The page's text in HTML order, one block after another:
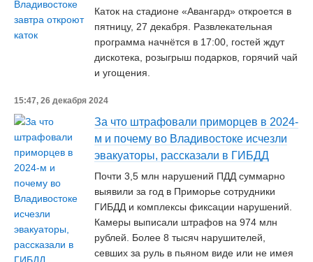
Каток на стадионе «Авангард» откроется в
пятницу, 27 декабря. Развлекательная
программа начнётся в 17:00, гостей ждут
дискотека, розыгрыш подарков, горячий чай
и угощения.
15:47, 26 декабря 2024
За что штрафовали приморцев в 2024-
м и почему во Владивостоке исчезли
эвакуаторы, рассказали в ГИБДД
Почти 3,5 млн нарушений ПДД суммарно
выявили за год в Приморье сотрудники
ГИБДД и комплексы фиксации нарушений.
Камеры выписали штрафов на 974 млн
рублей. Более 8 тысяч нарушителей,
севших за руль в пьяном виде или не имея